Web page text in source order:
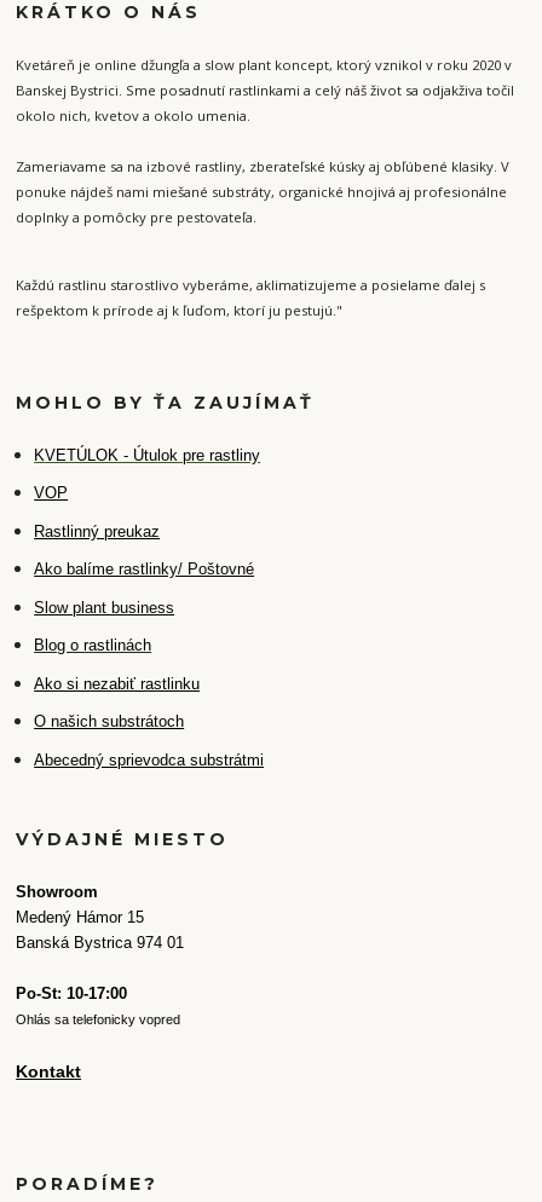
KRÁTKO O NÁS
Kvetáreň je online džungľa a slow plant koncept, ktorý vznikol v roku 2020 v
Banskej Bystrici. Sme posadnutí rastlinkami a celý náš život sa odjakživa točil
okolo nich, kvetov a okolo umenia.
Zameriavame sa na izbové rastliny, zberateľské kúsky aj obľúbené klasiky. V
ponuke nájdeš nami miešané substráty, organické hnojivá aj profesionálne
doplnky a pomôcky pre pestovateľa.
Každú rastlinu starostlivo vyberáme, aklimatizujeme a posielame ďalej s
rešpektom k prírode aj k ľuďom, ktorí ju pestujú."
MOHLO BY ŤA ZAUJÍMAŤ
KVETÚLOK - Útulok pre rastliny
VOP
Rastlinný preukaz
Ako balíme rastlinky/ Poštovné
Slow plant business
Blog o rastlinách
Ako si nezabiť rastlinku
O našich substrátoch
Abecedný sprievodca substrátmi
VÝDAJNÉ MIESTO
Showroom
Medený Hámor 15
Banská Bystrica 974 01
Po-St: 10-17:00
Ohlás sa telefonicky vopred
Kontakt
PORADÍME?